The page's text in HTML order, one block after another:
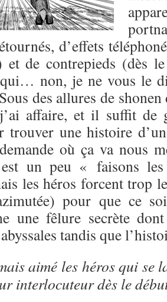
d’effets
et de contrepieds (dès
qui… non, je ne vous le
des allures de
affaire, et il suffit de
trouver une histoire
où ça va nous
un peu « faisons
les héros forcent trop
pour que ce
une fêlure secrète
tandis que
aimé les héros qui se
interlocuteur dès le